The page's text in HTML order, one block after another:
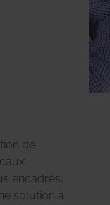
de
encadrés,
solution à